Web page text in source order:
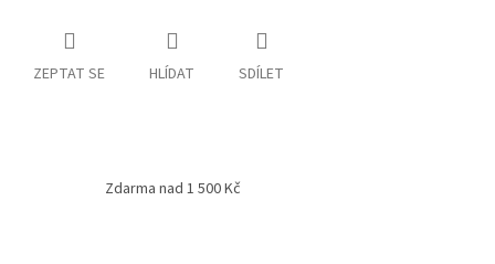
ZEPTAT SE HLÍDAT SDÍLET
Zdarma nad 1 500 Kč